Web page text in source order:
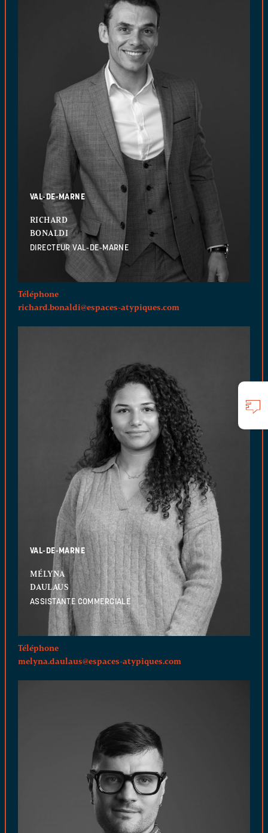
VAL-DE-MARNE
RICHARD
BONALDI
DIRECTEUR VAL-DE-MARNE
Téléphone
richard.bonaldi@espaces-atypiques.com
VAL-DE-MARNE
MÉLYNA
DAULAUS
ASSISTANTE COMMERCIALE
Téléphone
melyna.daulaus@espaces-atypiques.com